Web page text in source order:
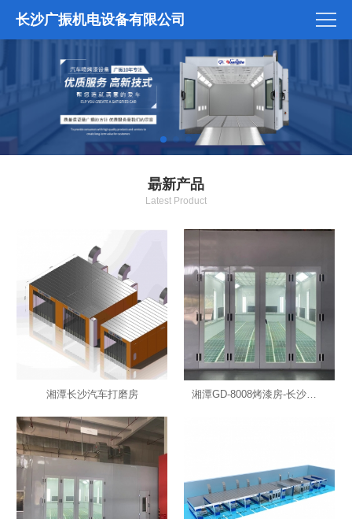
长沙广振机电设备有限公司
朂新产品
Latest Product
湘潭长沙汽车打磨房